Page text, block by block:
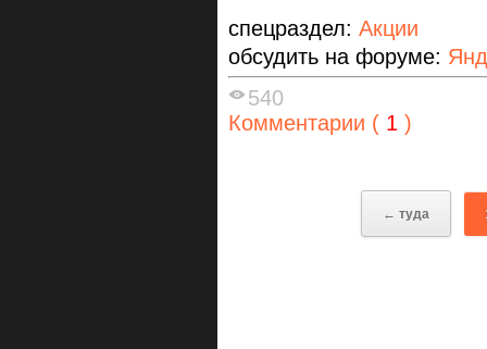
спецраздел: Акции
обсудить на форуме:
540
Комментарии ( 1 )
← туда